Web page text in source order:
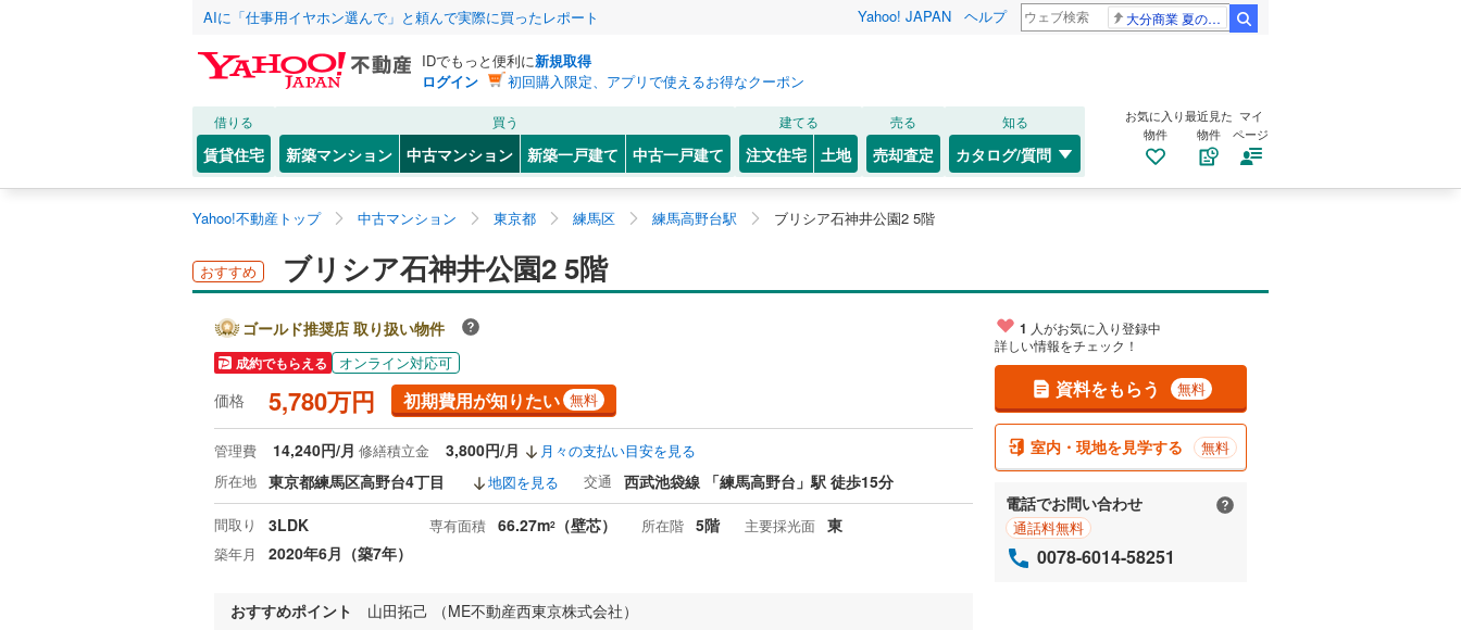
AIに「仕事用イヤホン選んで」と頼んで実際に買ったレポート Yahoo! JAPAN ヘルプ 大分商業 夏の甲子園
IDでもっと便利に新規取得
ログイン
初回購入限定、アプリで使えるお得なクーポン
借りる
賃貸住宅
買う
新築マンション 中古マンション 新築一戸建て 中古一戸建て
建てる
注文住宅 土地
売る
売却査定
知る
カタログ/質問
お気に入り
物件
最近見た
物件
マイ
ページ
Yahoo!不動産トップ 中古マンション 東京都 練馬区 練馬高野台駅 ブリシア石神井公園2 5階
おすすめ ブリシア石神井公園2 5階
ゴールド推奨店 取り扱い物件
成約でもらえる オンライン対応可
価格 5,780万円 初期費用が知りたい 無料
管理費 14,240円/月 修繕積立金 3,800円/月
月々の支払い目安を見る
所在地 東京都練馬区高野台4丁目 地図を見る 交通 西武池袋線 「練馬高野台」駅 徒歩15分
間取り 3LDK 専有面積 66.27m2 （壁芯） 所在階 5階 主要採光面 東
築年月 2020年6月（築7年）
おすすめポイント
山田拓己 （ME不動産西東京株式会社）
1 人がお気に入り登録中
詳しい情報をチェック！
資料をもらう 無料
室内・現地を見学する 無料
電話でお問い合わせ
通話料無料
0078-6014-58251